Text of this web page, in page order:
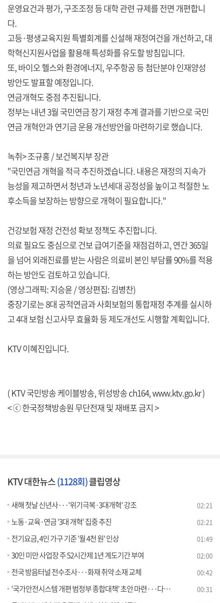
운영요건과 평가, 구조조정 등 대학 관련 규제를 전면 개편합니
다.
고등·평생교육지원 특별회계를 신설해 재정여건을 개선하고, 대
학혁신지원사업을 활용해 특성화를 유도할 방침입니다.
또, 바이오 헬스와 환경에너지, 우주항공 등 첨단분야 인재양성
방안도 발표할 예정입니다.
연금개혁도 중점 추진됩니다.
정부는 내년 3월 국민연금 장기 재정 추계 결과를 기반으로 국민
연금 개혁안과 연기금 운용 개선방안을 마련하기로 했습니다.
녹취> 조규홍 / 보건복지부 장관
"국민연금 개혁을 적극 추진하겠습니다. 내용은 재정의 지속가
능성을 제고하면서 청년과 노년세대 공정성을 높이고 적절한 노
후소득을 보장하는 방향으로 개혁이 필요합니다."
건강보험 재정 건전성 확보 정책도 추진합니다.
의료 필요도 중심으로 건보 급여기준을 재점검하고, 연간 365일
을 넘어 외래진료를 받는 사람은 의료비 본인 부담률 90%를 적용
하는 방안도 검토하고 있습니다.
(영상그래픽: 지승윤 / 영상편집: 김병찬)
중장기로는 8대 공적연금과 사회보험의 통합재정 추계를 실시하
고 4대 보험 신고사무 효율화 등 제도개선도 시행할 계획입니다.
KTV 이혜진입니다.
( KTV 국민방송 케이블방송, 위성방송 ch164,www.ktv.go.kr)
< ⓒ 한국정책방송원 무단전재 및 재배포 금지 >
KTV 대한뉴스(1128회)클립영상
새해 첫날 신년사···'위기극복·3대개혁' 강조 02:21
노동·교육·연금 '3대 개혁' 집중 추진 02:21
전기요금, 4인 가구 기준 '월 4천 원' 인상 01:49
30인 미만 사업장 주 52시간제 1년 계도기간 부여 02:00
전국 방음터널 전수조사···화재 취약 소재 교체 00:42
'국가안전시스템 개편 범정부 종합대책' 초안 마련···다음 달 발표 00:31